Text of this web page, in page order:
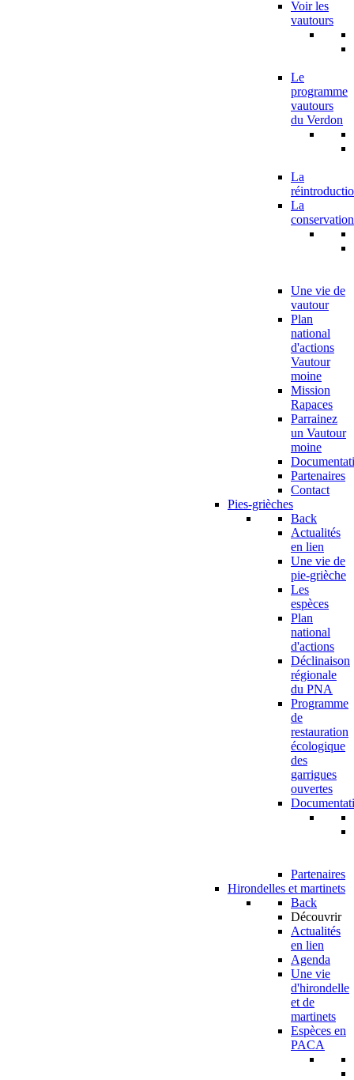
Voir les
vautours
Le
programme
vautours
du Verdon
La
La
conservation
Une vie de
vautour
Plan
national
d'actions
Vautour
moine
Mission
Rapaces
Parrainez
un Vautour
moine
Partenaires
Contact
Pies-grièches
Back
Actualités
en lien
Une vie de
pie-grièche
Les
espèces
Plan
national
d'actions
Déclinaison
régionale
du PNA
Programme
de
restauration
écologique
des
garrigues
ouvertes
Partenaires
Hirondelles et martinets
Back
Découvrir
Actualités
en lien
Agenda
Une vie
d'hirondelle
et de
martinets
Espèces en
PACA